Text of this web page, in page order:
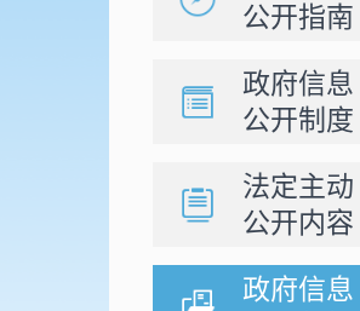
公开指南
政府信息
公开制度
法定主动
公开内容
政府信息